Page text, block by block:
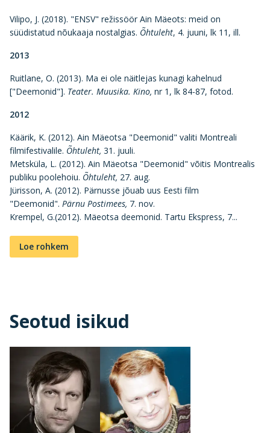
Vilipo, J. (2018). "ENSV" režissöör Ain Mäeots: meid on
süüdistatud nõukaaja nostalgias. Õhtuleht, 4. juuni, lk 11, ill.
2013
Ruitlane, O. (2013). Ma ei ole näitlejas kunagi kahelnud
["Deemonid"]. Teater. Muusika. Kino, nr 1, lk 84-87, fotod.
2012
Käärik, K. (2012). Ain Mäeotsa "Deemonid" valiti Montreali
filmifestivalile. Õhtuleht, 31. juuli.
Metsküla, L. (2012). Ain Mäeotsa "Deemonid" võitis Montrealis
publiku poolehoiu. Õhtuleht, 27. aug.
Jürisson, A. (2012). Pärnusse jõuab uus Eesti film
"Deemonid". Pärnu Postimees, 7. nov.
Krempel, G.(2012). Mäeotsa deemonid. Tartu Ekspress, 7...
Loe rohkem
Seotud isikud